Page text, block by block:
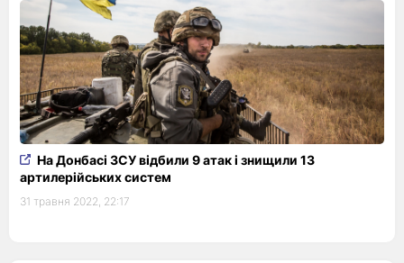
На Донбасі ЗСУ відбили 9 атак і знищили 13
артилерійських систем
31 травня 2022, 22:17